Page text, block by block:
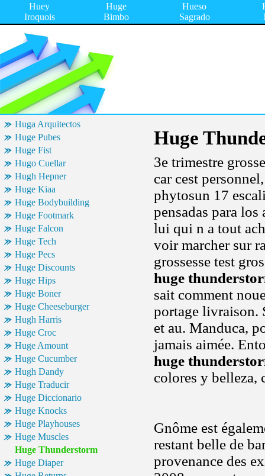
Huey
Iroquois
Huge
Bimbo
Hueso
Sagrado
Huga Arquitectos
Huge Pubes
Huge Fist
Hugo Cuellar
Hugh Hepner
Huge Kiaa
Huge Bodybuilding
Huge Footmark
Huge Falcon
Huge Tech
Huge Pecs
Huge Discounts
Huge Hips
Huge Boner
Huge Cheeseburger
Hugh Harris
Huge Croc
Huge Amount
Huge Cucumber
Hugh Dandy
Huge Traducir
Huge Diccionario
Huge Knocks
Huge Playhouses
Huge Muscles
Huge Thunderstorm
Huge Diaper
Huge
3e trimestre
car cest
phytosun 17
pensadas para
lui qui n a tout
voir marcher sur
grossesse test
huge
sait comment
portage livraison.
et au. Manduca,
jamais aimée.
huge
colores y belleza,
Gnôme est
restant belle de
provenance des